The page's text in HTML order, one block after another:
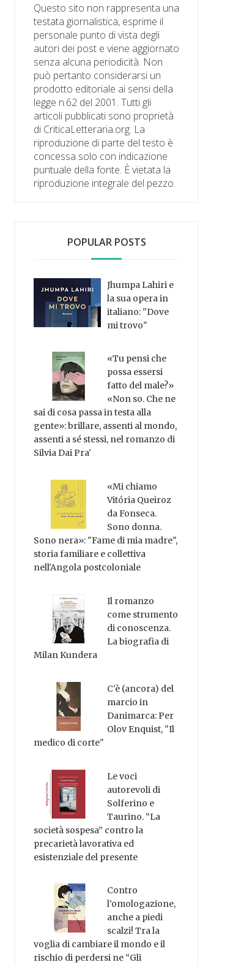
Questo sito non rappresenta una
testata giornalistica, esprime il
personale punto di vista degli
autori dei post e viene aggiornato
senza alcuna periodicità. Non
può pertanto considerarsi un
prodotto editoriale ai sensi della
legge n.62 del 2001. Tutti gli
articoli pubblicati sono proprietà
di CriticaLetteraria.org. La
riproduzione di parte del testo è
concessa solo con indicazione
puntuale della fonte. È vietata la
riproduzione integrale del pezzo.
POPULAR POSTS
Jhumpa Lahiri e
la sua opera in
italiano: "Dove
mi trovo"
«Tu pensi che
possa essersi
fatto del male?»
«Non so. Che ne
sai di cosa passa in testa alla
gente»: brillare, assenti al mondo,
assenti a sé stessi, nel romanzo di
Silvia Dai Pra'
«Mi chiamo
Vitória Queiroz
da Fonseca.
Sono donna.
Sono nera»: "Fame di mia madre",
storia familiare e collettiva
nell'Angola postcoloniale
Il romanzo
come strumento
di conoscenza.
La biografia di
Milan Kundera
C'è (ancora) del
marcio in
Danimarca: Per
Olov Enquist, "Il
medico di corte"
Le voci
autorevoli di
Solferino e
Taurino. “La
società sospesa” contro la
precarietà lavorativa ed
esistenziale del presente
Contro
l’omologazione,
anche a piedi
scalzi! Tra la
voglia di cambiare il mondo e il
rischio di perdersi ne “Gli